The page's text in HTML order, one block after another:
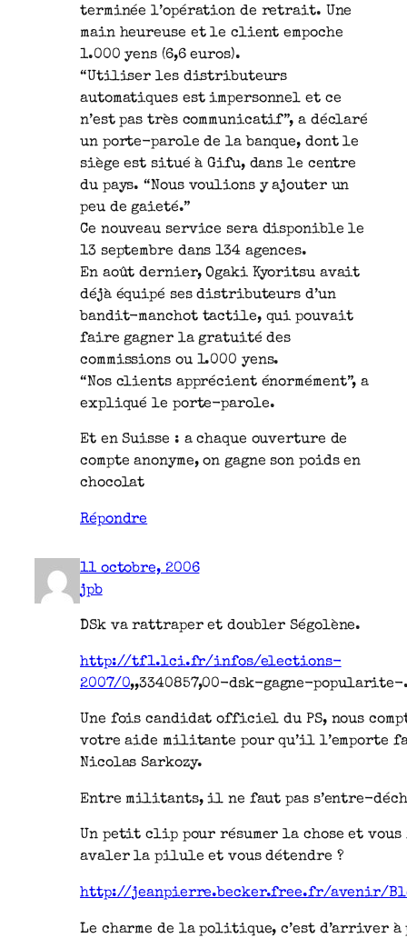
terminée l’opération de retrait. Une
main heureuse et le client empoche
1.000 yens (6,6 euros).
“Utiliser les distributeurs
automatiques est impersonnel et ce
n’est pas très communicatif”, a déclaré
un porte-parole de la banque, dont le
siège est situé à Gifu, dans le centre
du pays. “Nous voulions y ajouter un
peu de gaieté.”
Ce nouveau service sera disponible le
13 septembre dans 134 agences.
En août dernier, Ogaki Kyoritsu avait
déjà équipé ses distributeurs d’un
bandit-manchot tactile, qui pouvait
faire gagner la gratuité des
commissions ou 1.000 yens.
“Nos clients apprécient énormément”, a
expliqué le porte-parole.
Et en Suisse : a chaque ouverture de
compte anonyme, on gagne son poids en
chocolat
Répondre
11 octobre, 2006
jpb
DSk va rattraper et doubler Ségolène.
http://tf1.lci.fr/infos/elections-
2007/0,,3340857,00-dsk-gagne-
Une fois candidat officiel du PS, nous
votre aide militante pour qu’il l’emporte
Nicolas Sarkozy.
Entre militants, il ne faut pas s’entre-
Un petit clip pour résumer la chose et
avaler la pilule et vous détendre ?
http://jeanpierre.becker.free.fr/avenir/
Le charme de la politique, c’est d’arriver